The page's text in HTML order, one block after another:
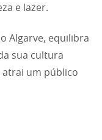
e lazer.
Algarve, equilibra
sua cultura
atrai um público